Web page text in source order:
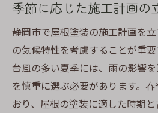
季節に応じた施工計画の
静岡市で屋根塗装の施工計画を
の気候特性を考慮することが重
台風の多い夏季には、雨の影響
を慎重に選ぶ必要があります。
おり、屋根の塗装に適した時期